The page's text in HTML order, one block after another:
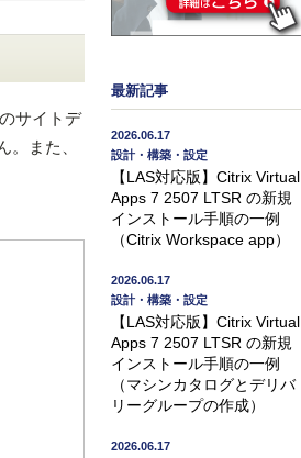
サイトデ
また、
最新記事
2026.06.17
設計・構築・設定
【LAS対応版】Citrix Virtual
Apps 7 2507 LTSR の新規
インストール手順の一例
（Citrix Workspace app）
2026.06.17
設計・構築・設定
【LAS対応版】Citrix Virtual
Apps 7 2507 LTSR の新規
インストール手順の一例
（マシンカタログとデリバ
リーグループの作成）
2026.06.17